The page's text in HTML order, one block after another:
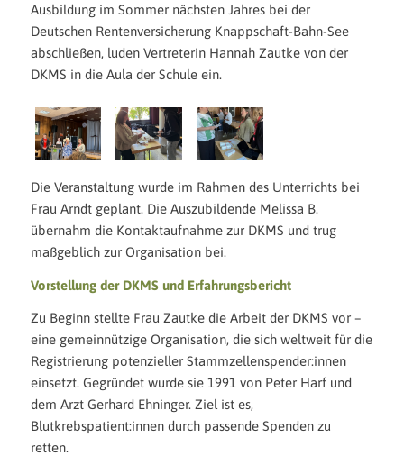
Ausbildung im Sommer nächsten Jahres bei der
Deutschen Rentenversicherung Knappschaft-Bahn-See
abschließen, luden Vertreterin Hannah Zautke von der
DKMS in die Aula der Schule ein.
Die Veranstaltung wurde im Rahmen des Unterrichts bei
Frau Arndt geplant. Die Auszubildende Melissa B.
übernahm die Kontaktaufnahme zur DKMS und trug
maßgeblich zur Organisation bei.
Vorstellung der DKMS und Erfahrungsbericht
Zu Beginn stellte Frau Zautke die Arbeit der DKMS vor –
eine gemeinnützige Organisation, die sich weltweit für die
Registrierung potenzieller Stammzellenspender:innen
einsetzt. Gegründet wurde sie 1991 von Peter Harf und
dem Arzt Gerhard Ehninger. Ziel ist es,
Blutkrebspatient:innen durch passende Spenden zu
retten.